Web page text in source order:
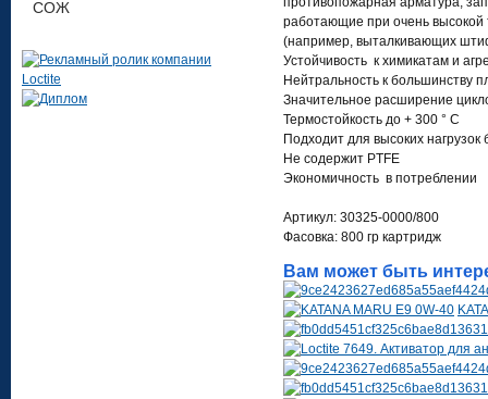
СОЖ
работающие при очень высокой
(например, выталкивающих
Устойчивость к химикатам и
Нейтральность к большинству
Значительное расширение
Термостойкость до + 300 ° C
Подходит для высоких
Не содержит PTFE
Экономичность в потреблении
Артикул: 30325-0000/800
Фасовка: 800 гр картридж
Вам может быть